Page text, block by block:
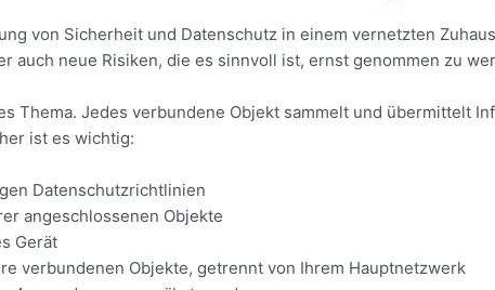
von Sicherheit und Datenschutz in einem vernetzten
auch neue Risiken, die es sinnvoll ist, ernst genommen zu
Thema. Jedes verbundene Objekt sammelt und übermittelt
ist es wichtig:
Datenschutzrichtlinien
angeschlossenen Objekte
Gerät
verbundenen Objekte, getrennt von Ihrem Hauptnetzwerk